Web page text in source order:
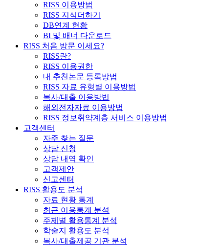
RISS 이용방법
RISS 지식더하기
DB연계 현황
BI 및 배너 다운로드
RISS 처음 방문 이세요?
RISS란?
RISS 이용권한
내 추천논문 등록방법
RISS 자료 유형별 이용방법
복사/대출 이용방법
해외전자자료 이용방법
RISS 정보취약계층 서비스 이용방법
고객센터
자주 찾는 질문
상담 신청
상담 내역 확인
고객제안
신고센터
RISS 활용도 분석
자료 현황 통계
최근 이용통계 분석
주제별 활용통계 분석
학술지 활용도 분석
복사/대출제공 기관 분석